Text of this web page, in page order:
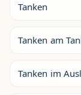
Tanken
Tanken am
Tanken im